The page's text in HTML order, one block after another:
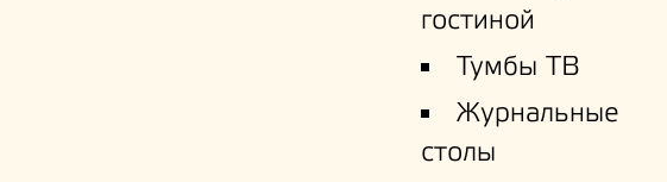
гостиной
Тумбы ТВ
Журнальные
столы